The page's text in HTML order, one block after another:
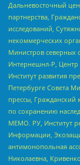
Дальневосточный
партнерства,
исследований,
некоммерческих
Министров северных
Интернешнл-Р,
Институт развития
Петербурге Совета
прессы, Гражданский
по сохранению
МЕМО. РУ, Институт
Информации,
антимонопольная
Николаевна,